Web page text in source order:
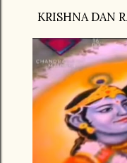
KRISHNA DAN